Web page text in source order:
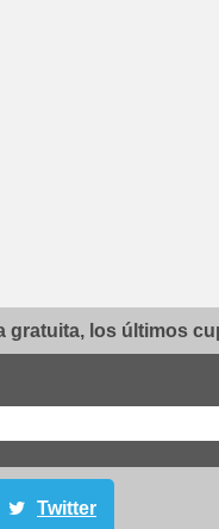
gratuita, los últimos
Twitter